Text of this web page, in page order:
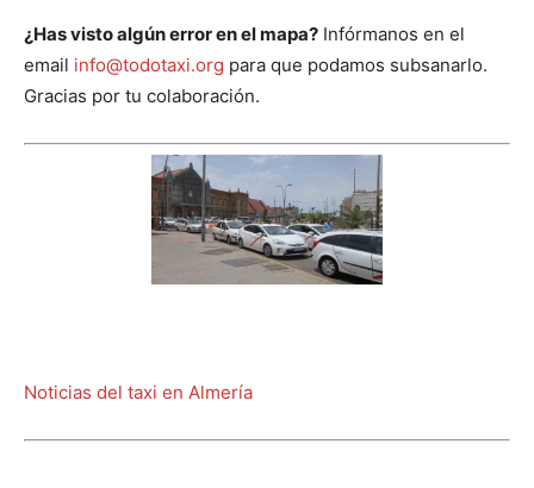
¿Has visto algún error en el mapa? Infórmanos en el
email info@todotaxi.org para que podamos subsanarlo.
Gracias por tu colaboración.
Noticias del taxi en Almería